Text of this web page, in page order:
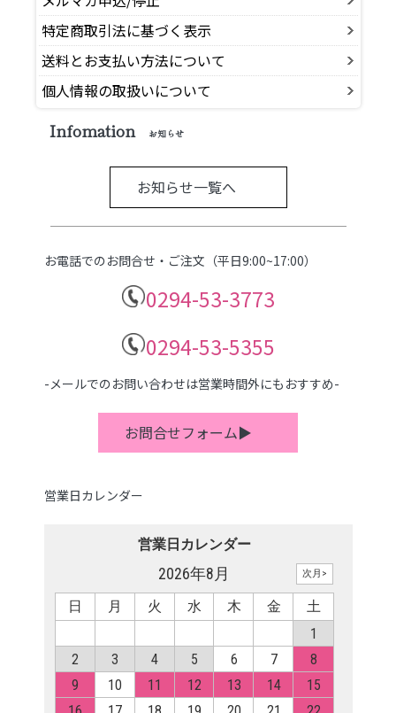
特定商取引法に基づく表示
送料とお支払い方法について
個人情報の取扱いについて
Infomation お知らせ
お知らせ一覧へ
お電話でのお問合せ・ご注文（平日9:00~17:00）
0294-53-3773
0294-53-5355
-メールでのお問い合わせは営業時間外にもおすすめ-
お問合せフォーム▶
営業日カレンダー